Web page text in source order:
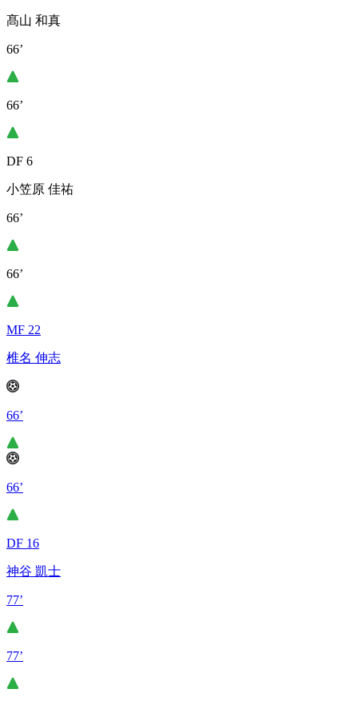
髙山 和真
66’
66’
DF 6
小笠原 佳祐
66’
66’
MF 22
椎名 伸志
66’
66’
DF 16
神谷 凱士
77’
77’